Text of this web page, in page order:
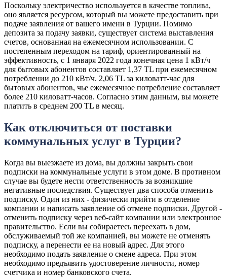
Поскольку электричество используется в качестве топлива,
оно является ресурсом, который вы можете предоставить при
подаче заявления от вашего имени в Турции. Помимо
депозита за подачу заявки, существует система выставления
счетов, основанная на ежемесячном использовании. С
постепенным переходом на тариф, ориентированный на
эффективность, с 1 января 2022 года конечная цена 1 кВт/ч
для бытовых абонентов составляет 1,37 TL при ежемесячном
потреблении до 210 кВт/ч. 2,06 TL за киловатт-час для
бытовых абонентов, чье ежемесячное потребление составляет
более 210 киловатт-часов. Согласно этим данным, вы можете
платить в среднем 200 TL в месяц.
Как отключиться от поставки
коммунальных услуг в Турции?
Когда вы выезжаете из дома, вы должны закрыть свои
подписки на коммунальные услуги в этом доме. В противном
случае вы будете нести ответственность за возникшие
негативные последствия. Существует два способа отменить
подписку. Один из них - физически прийти в отделение
компании и написать заявление об отмене подписки. Другой -
отменить подписку через веб-сайт компании или электронное
правительство. Если вы собираетесь переехать в дом,
обслуживаемый той же компанией, вы можете не отменять
подписку, а перенести ее на новый адрес. Для этого
необходимо подать заявление о смене адреса. При этом
необходимо предъявить удостоверение личности, номер
счетчика и номер банковского счета.